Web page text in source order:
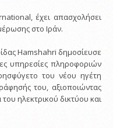
έχει απασχολήσει
στο Ιράν.
Hamshahri δημοσίευσε
υπηρεσίες πληροφοριών
του νέου ηγέτη
του, αξιοποιώντας
ηλεκτρικού δικτύου και